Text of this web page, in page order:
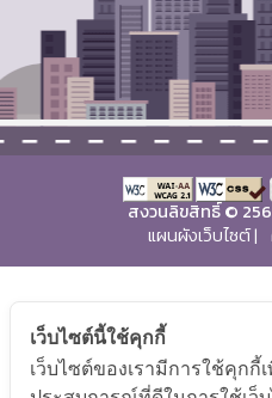
สงวนลิขสิทธิ์ ©
แผนผังเว็บไซต์|
เว็บไซต์นี้ใช้คุกกี้
เว็บไซต์ของเรามีการใช้คุก